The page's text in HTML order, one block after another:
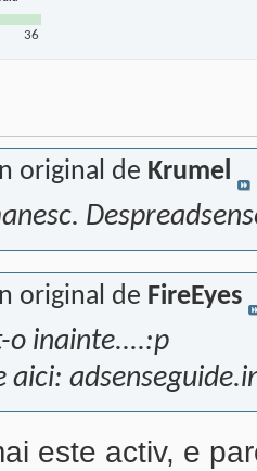
36
original de Krumel
original de FireEyes
o inainte....:p
aici:
este activ, e